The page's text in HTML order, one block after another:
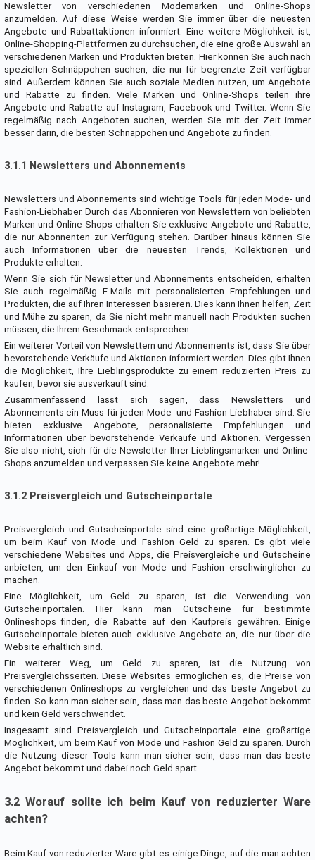
Newsletter von verschiedenen Modemarken und Online-Shops
anzumelden. Auf diese Weise werden Sie immer über die neuesten
Angebote und Rabattaktionen informiert. Eine weitere Möglichkeit ist,
Online-Shopping-Plattformen zu durchsuchen, die eine große Auswahl an
verschiedenen Marken und Produkten bieten. Hier können Sie auch nach
speziellen Schnäppchen suchen, die nur für begrenzte Zeit verfügbar
sind. Außerdem können Sie auch soziale Medien nutzen, um Angebote
und Rabatte zu finden. Viele Marken und Online-Shops teilen ihre
Angebote und Rabatte auf Instagram, Facebook und Twitter. Wenn Sie
regelmäßig nach Angeboten suchen, werden Sie mit der Zeit immer
besser darin, die besten Schnäppchen und Angebote zu finden.
3.1.1 Newsletters und Abonnements
Newsletters und Abonnements sind wichtige Tools für jeden Mode- und
Fashion-Liebhaber. Durch das Abonnieren von Newslettern von beliebten
Marken und Online-Shops erhalten Sie exklusive Angebote und Rabatte,
die nur Abonnenten zur Verfügung stehen. Darüber hinaus können Sie
auch Informationen über die neuesten Trends, Kollektionen und
Produkte erhalten.
Wenn Sie sich für Newsletter und Abonnements entscheiden, erhalten
Sie auch regelmäßig E-Mails mit personalisierten Empfehlungen und
Produkten, die auf Ihren Interessen basieren. Dies kann Ihnen helfen, Zeit
und Mühe zu sparen, da Sie nicht mehr manuell nach Produkten suchen
müssen, die Ihrem Geschmack entsprechen.
Ein weiterer Vorteil von Newslettern und Abonnements ist, dass Sie über
bevorstehende Verkäufe und Aktionen informiert werden. Dies gibt Ihnen
die Möglichkeit, Ihre Lieblingsprodukte zu einem reduzierten Preis zu
kaufen, bevor sie ausverkauft sind.
Zusammenfassend lässt sich sagen, dass Newsletters und
Abonnements ein Muss für jeden Mode- und Fashion-Liebhaber sind. Sie
bieten exklusive Angebote, personalisierte Empfehlungen und
Informationen über bevorstehende Verkäufe und Aktionen. Vergessen
Sie also nicht, sich für die Newsletter Ihrer Lieblingsmarken und Online-
Shops anzumelden und verpassen Sie keine Angebote mehr!
3.1.2 Preisvergleich und Gutscheinportale
Preisvergleich und Gutscheinportale sind eine großartige Möglichkeit,
um beim Kauf von Mode und Fashion Geld zu sparen. Es gibt viele
verschiedene Websites und Apps, die Preisvergleiche und Gutscheine
anbieten, um den Einkauf von Mode und Fashion erschwinglicher zu
machen.
Eine Möglichkeit, um Geld zu sparen, ist die Verwendung von
Gutscheinportalen. Hier kann man Gutscheine für bestimmte
Onlineshops finden, die Rabatte auf den Kaufpreis gewähren. Einige
Gutscheinportale bieten auch exklusive Angebote an, die nur über die
Website erhältlich sind.
Ein weiterer Weg, um Geld zu sparen, ist die Nutzung von
Preisvergleichsseiten. Diese Websites ermöglichen es, die Preise von
verschiedenen Onlineshops zu vergleichen und das beste Angebot zu
finden. So kann man sicher sein, dass man das beste Angebot bekommt
und kein Geld verschwendet.
Insgesamt sind Preisvergleich und Gutscheinportale eine großartige
Möglichkeit, um beim Kauf von Mode und Fashion Geld zu sparen. Durch
die Nutzung dieser Tools kann man sicher sein, dass man das beste
Angebot bekommt und dabei noch Geld spart.
3.2 Worauf sollte ich beim Kauf von reduzierter Ware
achten?
Beim Kauf von reduzierter Ware gibt es einige Dinge, auf die man achten